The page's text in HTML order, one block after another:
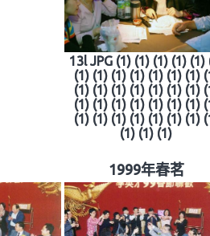
13l JPG (1) (1) (1) (1) (1)
(1) (1) (1) (1) (1) (1) (1)
(1) (1) (1) (1) (1) (1) (1)
(1) (1) (1) (1) (1) (1) (1)
(1) (1) (1) (1) (1) (1) (1)
(1) (1) (1)
1999年春茗